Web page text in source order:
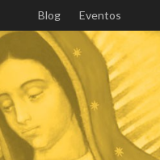
Skip
to
main
content
Blog Eventos